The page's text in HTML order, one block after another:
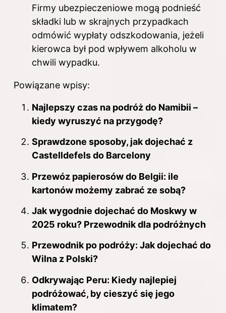
Firmy ubezpieczeniowe mogą podnieść
składki lub w skrajnych przypadkach
odmówić wypłaty odszkodowania, jeżeli
kierowca był pod wpływem alkoholu w
chwili wypadku.
Powiązane wpisy:
Najlepszy czas na podróż do Namibii –
kiedy wyruszyć na przygodę?
Sprawdzone sposoby, jak dojechać z
Castelldefels do Barcelony
Przewóz papierosów do Belgii: ile
kartonów możemy zabrać ze sobą?
Jak wygodnie dojechać do Moskwy w
2025 roku? Przewodnik dla podróżnych
Przewodnik po podróży: Jak dojechać do
Wilna z Polski?
Odkrywając Peru: Kiedy najlepiej
podróżować, by cieszyć się jego
klimatem?